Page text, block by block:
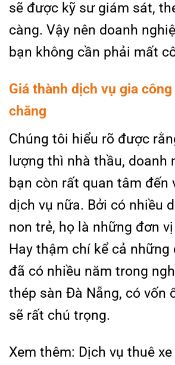
sẽ được kỹ sư giám sát,
càng. Vậy nên doanh
bạn không cần phải mất
Giá thành dịch vụ gia
chăng
Chúng tôi hiểu rõ được
lượng thì nhà thầu, doanh
bạn còn rất quan tâm đến
dịch vụ nữa. Bởi có nhiều
non trẻ, họ là những đơn
Hay thậm chí kể cả những
đã có nhiều năm trong
thép sàn Đà Nẵng, có vốn
sẽ rất chú trọng.
Xem thêm: Dịch vụ thuê